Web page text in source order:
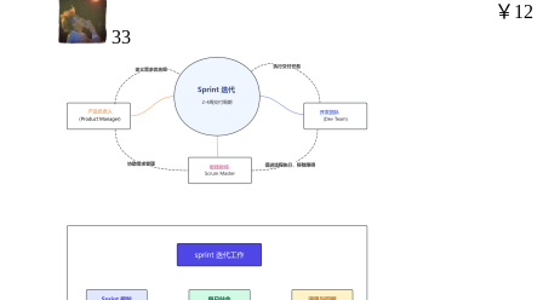
33
￥12